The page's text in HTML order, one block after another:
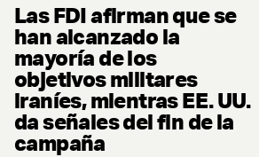
Las FDI afirman que se
han alcanzado la
mayoría de los
objetivos militares
iraníes, mientras EE. UU.
da señales del fin de la
campaña